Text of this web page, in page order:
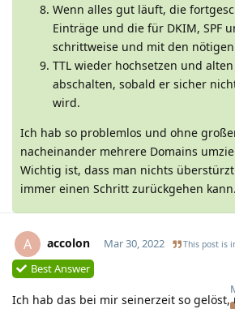
Wenn alles gut läuft, die
Einträge und die für DKIM, SPF
schrittweise und mit den
TTL wieder hochsetzen und
abschalten, sobald er sicher
wird.
Ich hab so problemlos und ohne
nacheinander mehrere Domains
Wichtig ist, dass man nichts
immer einen Schritt zurückgehen kann.
A accolon Mar 30, 2022 This post is
Best Answer
Ich hab das bei mir seinerzeit so gelöst,